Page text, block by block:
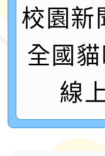
「2026
運動系
成果展」
2026城
桃園
年八月
國立成
融平台
115學
校園新
全國
線